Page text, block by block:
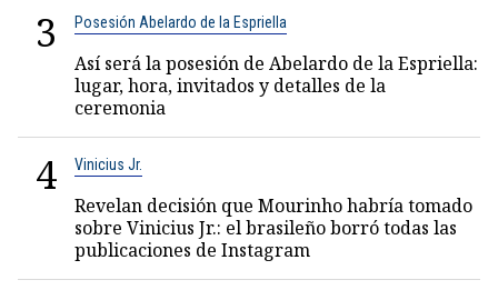
3 Posesión Abelardo de la Espriella
Así será la posesión de Abelardo de la Espriella:
lugar, hora, invitados y detalles de la
ceremonia
4 Vinicius Jr.
Revelan decisión que Mourinho habría tomado
sobre Vinicius Jr.: el brasileño borró todas las
publicaciones de Instagram